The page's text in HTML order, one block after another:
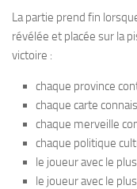
La partie prend fin
révélée et placée sur la
victoire :
chaque province
chaque carte
chaque merveille
chaque politique
le joueur avec le
le joueur avec le